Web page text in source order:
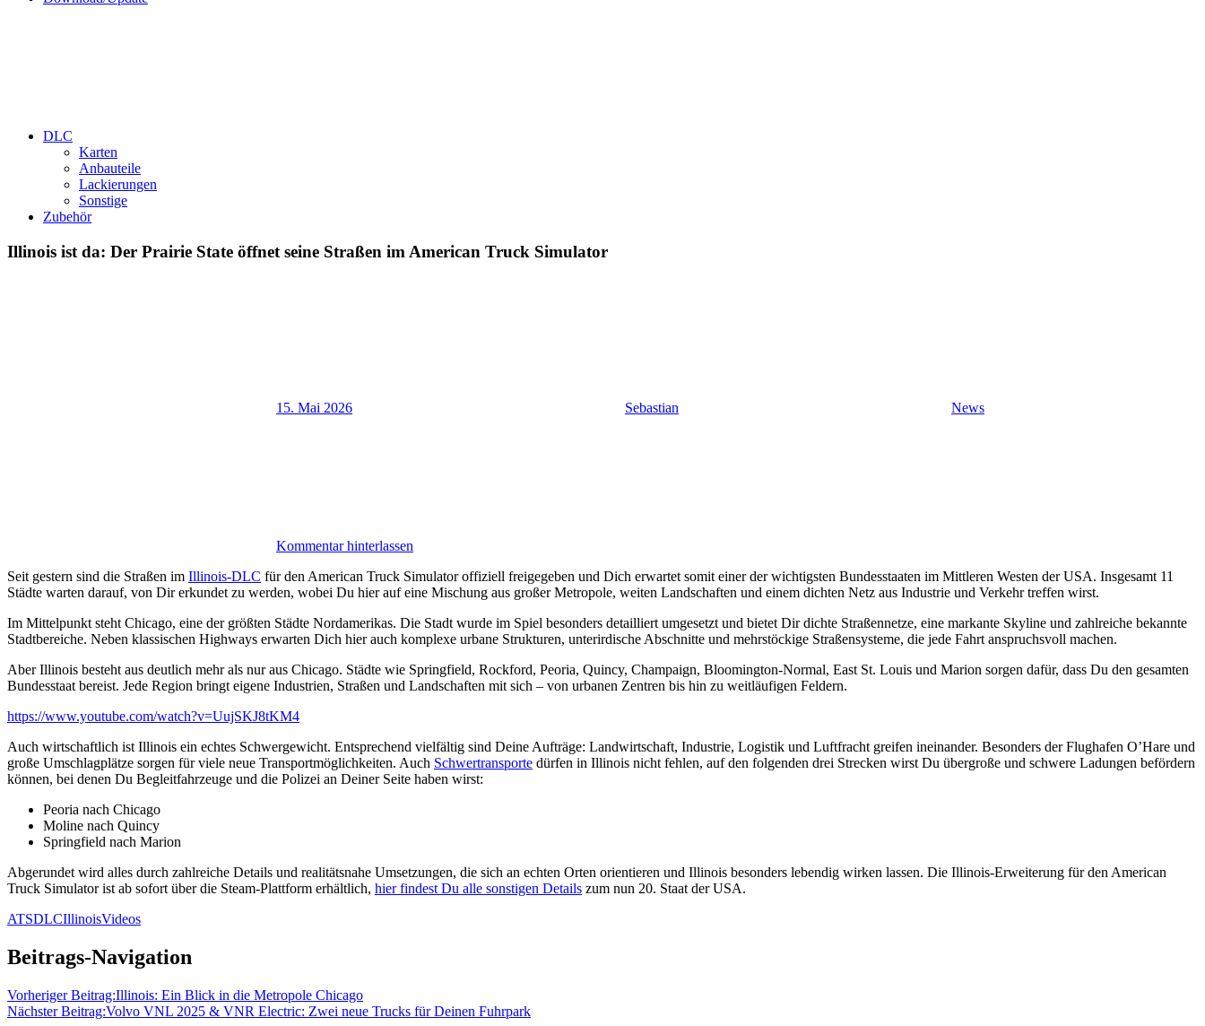
DLC
Karten
Anbauteile
Lackierungen
Sonstige
Zubehör
Illinois ist da: Der Prairie State öffnet seine Straßen im American Truck Simulator
15. Mai 2026 Sebastian News
Kommentar hinterlassen
Seit gestern sind die Straßen im Illinois-DLC für den American Truck Simulator offiziell freigegeben und Dich erwartet somit einer der wichtigsten Bundesstaaten im Mittleren Westen der USA. Insgesamt 11
Städte warten darauf, von Dir erkundet zu werden, wobei Du hier auf eine Mischung aus großer Metropole, weiten Landschaften und einem dichten Netz aus Industrie und Verkehr treffen wirst.
Im Mittelpunkt steht Chicago, eine der größten Städte Nordamerikas. Die Stadt wurde im Spiel besonders detailliert umgesetzt und bietet Dir dichte Straßennetze, eine markante Skyline und zahlreiche bekannte
Stadtbereiche. Neben klassischen Highways erwarten Dich hier auch komplexe urbane Strukturen, unterirdische Abschnitte und mehrstöckige Straßensysteme, die jede Fahrt anspruchsvoll machen.
Aber Illinois besteht aus deutlich mehr als nur aus Chicago. Städte wie Springfield, Rockford, Peoria, Quincy, Champaign, Bloomington-Normal, East St. Louis und Marion sorgen dafür, dass Du den gesamten
Bundesstaat bereist. Jede Region bringt eigene Industrien, Straßen und Landschaften mit sich – von urbanen Zentren bis hin zu weitläufigen Feldern.
https://www.youtube.com/watch?v=UujSKJ8tKM4
Auch wirtschaftlich ist Illinois ein echtes Schwergewicht. Entsprechend vielfältig sind Deine Aufträge: Landwirtschaft, Industrie, Logistik und Luftfracht greifen ineinander. Besonders der Flughafen O’Hare und
große Umschlagplätze sorgen für viele neue Transportmöglichkeiten. Auch Schwertransporte dürfen in Illinois nicht fehlen, auf den folgenden drei Strecken wirst Du übergroße und schwere Ladungen befördern
können, bei denen Du Begleitfahrzeuge und die Polizei an Deiner Seite haben wirst:
Peoria nach Chicago
Moline nach Quincy
Springfield nach Marion
Abgerundet wird alles durch zahlreiche Details und realitätsnahe Umsetzungen, die sich an echten Orten orientieren und Illinois besonders lebendig wirken lassen. Die Illinois-Erweiterung für den American
Truck Simulator ist ab sofort über die Steam-Plattform erhältlich, hier findest Du alle sonstigen Details zum nun 20. Staat der USA.
ATSDLCIllinoisVideos
Beitrags-Navigation
Vorheriger Beitrag:Illinois: Ein Blick in die Metropole Chicago
Nächster Beitrag:Volvo VNL 2025 & VNR Electric: Zwei neue Trucks für Deinen Fuhrpark